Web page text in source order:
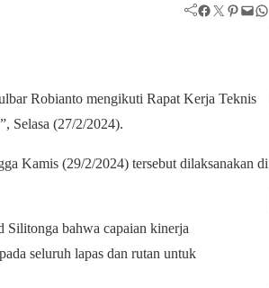
Facebook Twitter Pinterest Mail WhatsApp
Robianto mengikuti Rapat Kerja Teknis
Selasa (27/2/2024).
Kamis (29/2/2024) tersebut dilaksanakan di
Silitonga bahwa capaian kinerja
seluruh lapas dan rutan untuk